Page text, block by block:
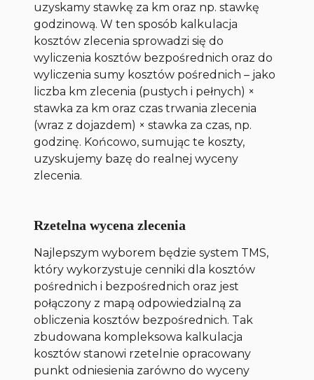
uzyskamy stawkę za km oraz np. stawkę
godzinową. W ten sposób kalkulacja
kosztów zlecenia sprowadzi się do
wyliczenia kosztów bezpośrednich oraz do
wyliczenia sumy kosztów pośrednich – jako
liczba km zlecenia (pustych i pełnych) ×
stawka za km oraz czas trwania zlecenia
(wraz z dojazdem) × stawka za czas, np.
godzinę. Końcowo, sumując te koszty,
uzyskujemy bazę do realnej wyceny
zlecenia.
Rzetelna wycena zlecenia
Najlepszym wyborem będzie system TMS,
który wykorzystuje cenniki dla kosztów
pośrednich i bezpośrednich oraz jest
połączony z mapą odpowiedzialną za
obliczenia kosztów bezpośrednich. Tak
zbudowana kompleksowa kalkulacja
kosztów stanowi rzetelnie opracowany
punkt odniesienia zarówno do wyceny